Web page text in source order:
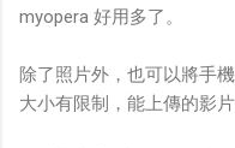
myopera 好用多了。
除了照片外，也可以將手
大小有限制，能上傳的影